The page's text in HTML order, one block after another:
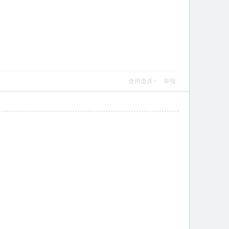
使用道具 举报